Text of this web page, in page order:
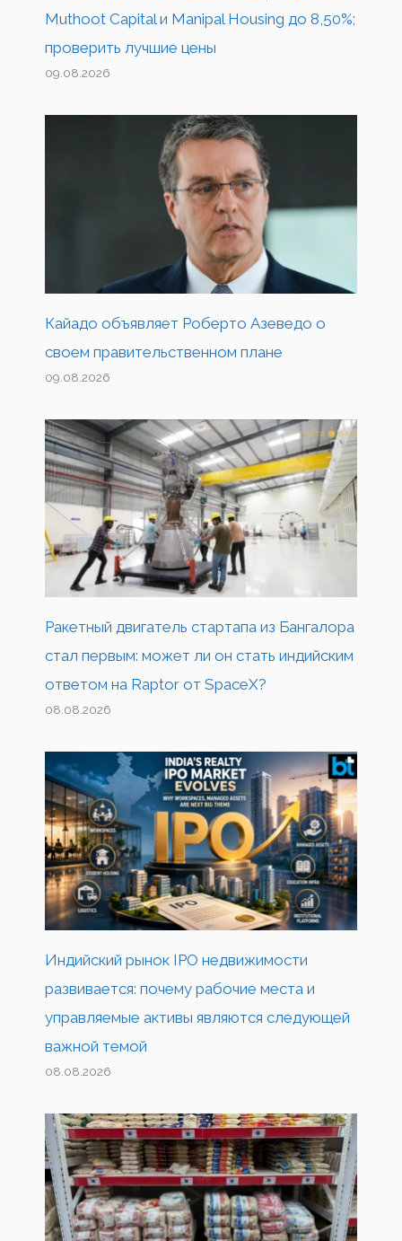
Muthoot Capital и Manipal Housing до 8,50%;
проверить лучшие цены
09.08.2026
Кайадо объявляет Роберто Азеведо о
своем правительственном плане
09.08.2026
Ракетный двигатель стартапа из Бангалора
стал первым: может ли он стать индийским
ответом на Raptor от SpaceX?
08.08.2026
Индийский рынок IPO недвижимости
развивается: почему рабочие места и
управляемые активы являются следующей
важной темой
08.08.2026